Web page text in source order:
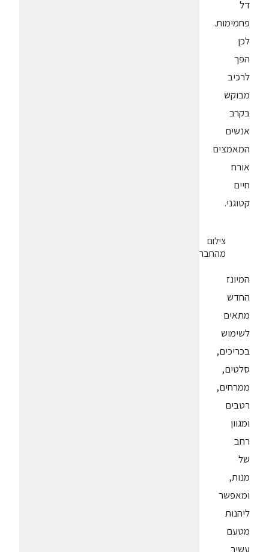
דל
פחמימות.
לכן
הפך
לרכיב
מבוקש
בקרב
אנשים
המאמצים
אורח
חיים
קטוגני.
צילום
מהחברה
המיונז
החדש
מתאים
לשימוש
בכריכים,
סלטים,
ממרחים,
רטבים
ומגוון
רחב
של
מנות,
ומאפשר
ליהנות
מטעם
עשיר